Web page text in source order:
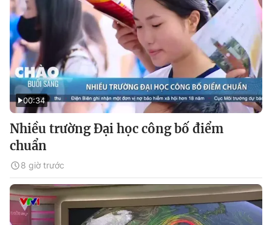
00:34
Nhiều trường Đại học công bố điểm
chuẩn
8 giờ trước